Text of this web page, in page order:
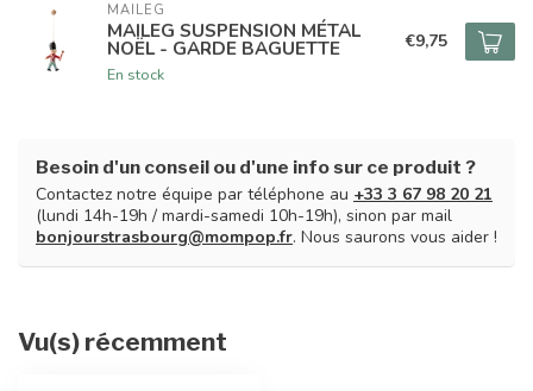
MAILEG
MAILEG SUSPENSION MÉTAL
NOËL - GARDE BAGUETTE
En stock
€9,75
Besoin d'un conseil ou d'une info sur ce produit ?
Contactez notre équipe par téléphone au +33 3 67 98 20 21
(lundi 14h-19h / mardi-samedi 10h-19h), sinon par mail
bonjourstrasbourg@mompop.fr. Nous saurons vous aider !
Vu(s) récemment